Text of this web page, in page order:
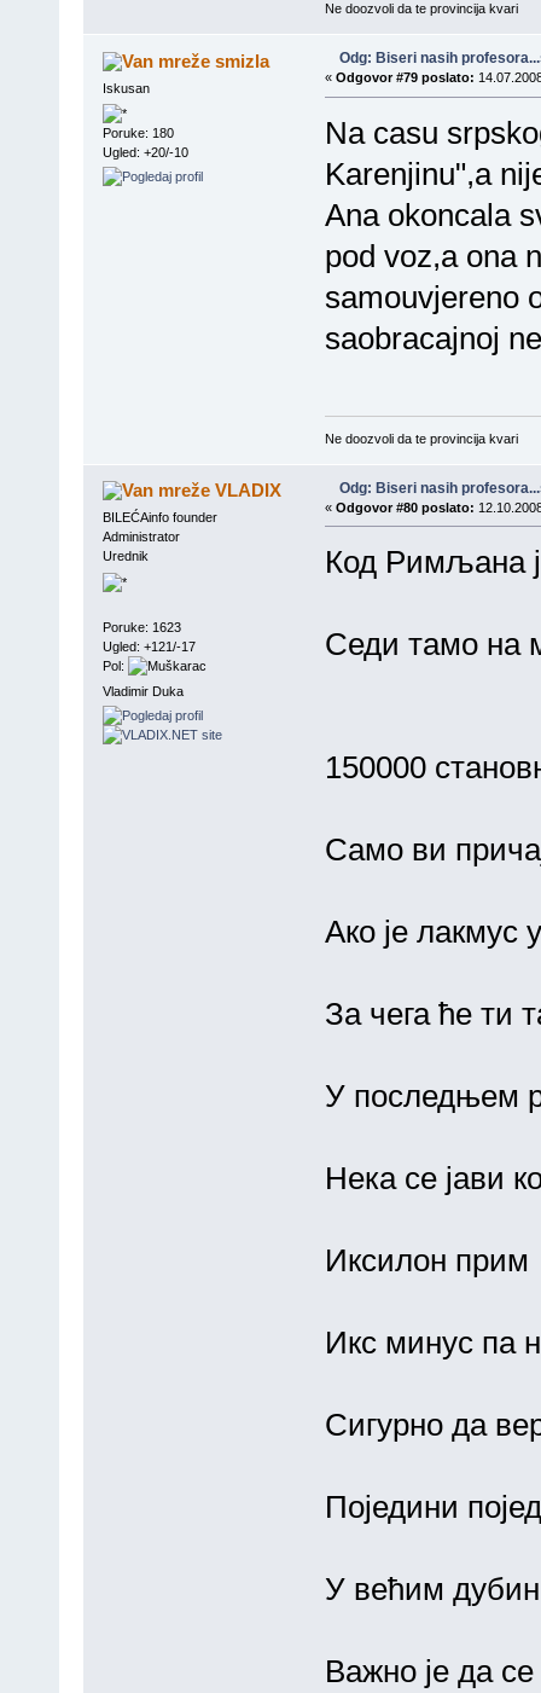
Ne doozvoli da te provincija kvari
smizla
Iskusan
Poruke: 180
Ugled: +20/-10
Odg: Biseri nasih
« Odgovor #79 poslato:
Na casu
Karenjinu",a
Ana okoncala
pod voz,a ona
samouvjereno
saobracajnoj
Ne doozvoli da te provincija kvari
VLADIX
BILEĆAinfo founder
Administrator
Urednik
Poruke: 1623
Ugled: +121/-17
Pol:
Vladimir Duka
Odg: Biseri nasih
« Odgovor #80 poslato:
Код Римљана
Седи тамо на
150000
Само ви
Ако је лакмус
За чега ће ти
У последњем
Нека се јави
Иксилон прим
Икс минус па
Сигурно да
Поједини
У већим
Важно је да